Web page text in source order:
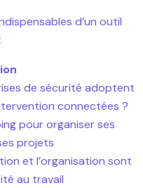
d’un outil
de sécurité adoptent
connectées ?
pour organiser ses
projets
et l’organisation sont
au travail